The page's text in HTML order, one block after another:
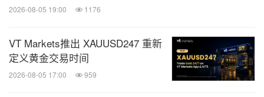
2026-08-05 19:00 1176
VT Markets推出 XAUUSD247 重新
定义黄金交易时间
2026-08-05 17:00 959